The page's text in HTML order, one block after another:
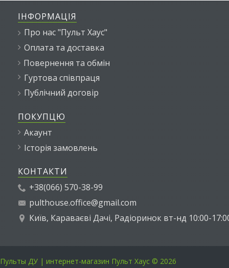
ІНФОРМАЦІЯ
Про нас "Пульт Хаус"
Оплата та доставка
Повернення та обмін
Гуртова співпраця
Публічний договір
ПОКУПЦЮ
Акаунт
Історія замовлень
КОНТАКТИ
+38(066) 570-38-99
pulthouse.office@gmail.com
Київ, Караваєві Дачі, Радіоринок вт-нд 10:00-
Пульты ДУ | интернет-магазин Пульт Хаус © 2026